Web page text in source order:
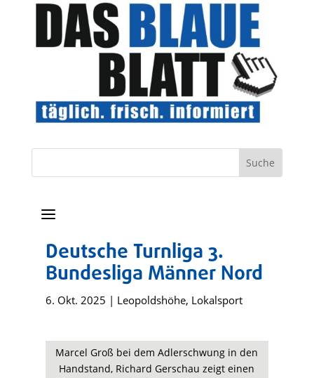
a
Deutsche Turnliga 3.
Bundesliga Männer Nord
6. Okt. 2025 | Leopoldshöhe, Lokalsport
Marcel Groß bei dem Adlerschwung in den
Handstand, Richard Gerschau zeigt einen